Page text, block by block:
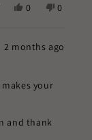
Yes,
from
was
helpful.
0
yes
No,
from
0
no
2 months ago
your
and thank